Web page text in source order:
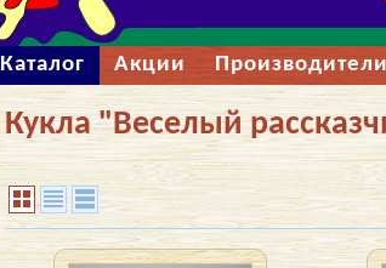
Каталог Акции Производители
Кукла "Веселый